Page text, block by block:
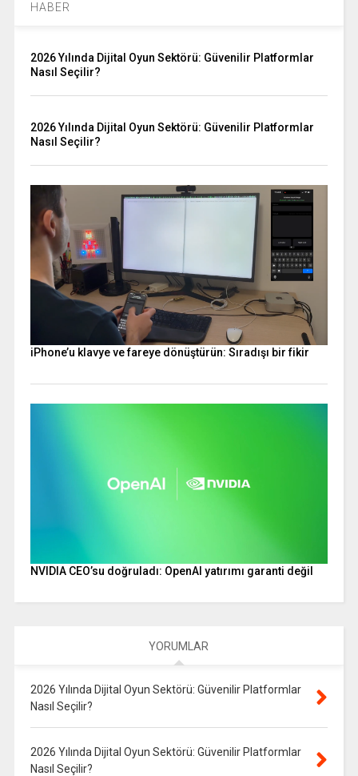
HABER
2026 Yılında Dijital Oyun Sektörü: Güvenilir Platformlar
Nasıl Seçilir?
2026 Yılında Dijital Oyun Sektörü: Güvenilir Platformlar
Nasıl Seçilir?
iPhone’u klavye ve fareye dönüştürün: Sıradışı bir fikir
NVIDIA CEO’su doğruladı: OpenAI yatırımı garanti değil
YORUMLAR
2026 Yılında Dijital Oyun Sektörü: Güvenilir Platformlar
Nasıl Seçilir?
2026 Yılında Dijital Oyun Sektörü: Güvenilir Platformlar
Nasıl Seçilir?